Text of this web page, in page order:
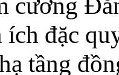
cương
ích đặc
tầng